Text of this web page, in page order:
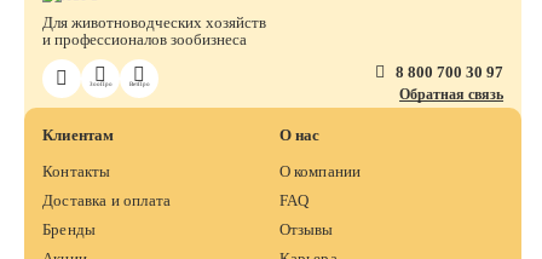
ЗооПро ВетПро
Для животноводческих хозяйств
и профессионалов зообизнеса
8 800 700 30 97
Обратная связь
Клиентам
Контакты
Доставка и оплата
Бренды
О нас
О компании
FAQ
Отзывы